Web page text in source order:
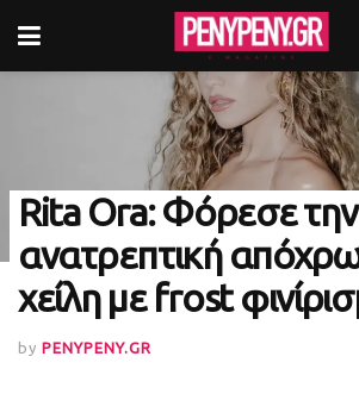
Rita Ora: Φόρεσε την
ανατρεπτική
χείλη με frost
by PENYPENY.GR